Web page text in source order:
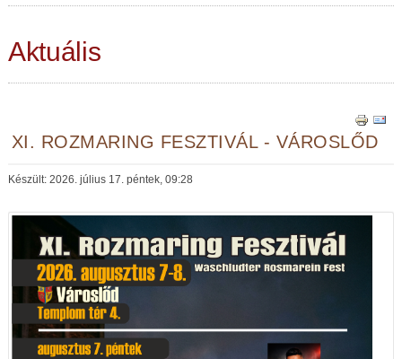
Aktuális
XI. ROZMARING FESZTIVÁL - VÁROSLŐD
Készült: 2026. július 17. péntek, 09:28